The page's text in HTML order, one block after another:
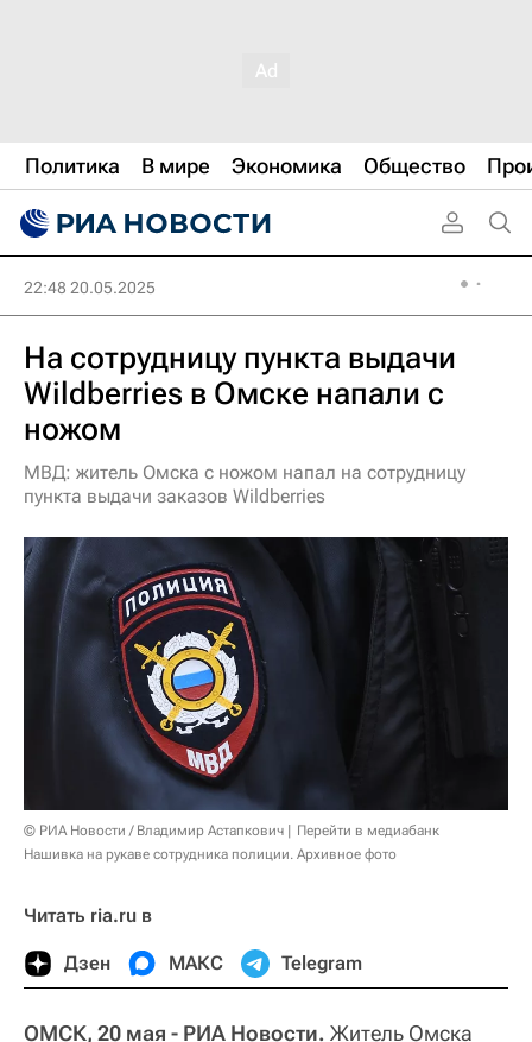
Политика В мире Экономика Общество
22:48 20.05.2025
На сотрудницу пункта выдачи
Wildberries в Омске напали с
ножом
МВД: житель Омска с ножом напал на сотрудницу
пункта выдачи заказов Wildberries
© РИА Новости / Владимир Астапкович
Перейти в медиабанк
Нашивка на рукаве сотрудника полиции. Архивное фото
Читать ria.ru в
Дзен МАКС Telegram
ОМСК, 20 мая - РИА Новости. Житель Омска